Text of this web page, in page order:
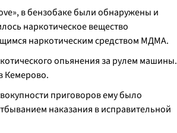
в бензобаке были обнаружены и
наркотическое вещество
наркотическим средством МДМА.
опьянения за рулем машины.
Кемерово.
приговоров ему было
наказания в исправительной